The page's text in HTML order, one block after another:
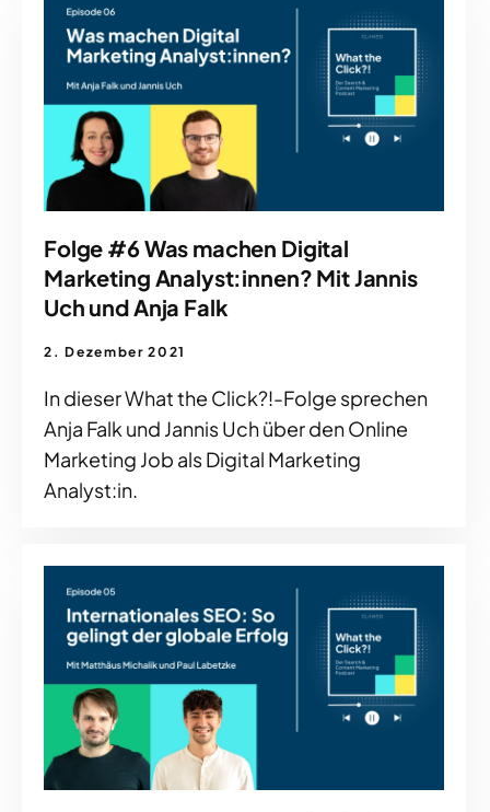
Folge #6 Was machen Digital
Marketing Analyst:innen? Mit Jannis
Uch und Anja Falk
2. Dezember 2021
In dieser What the Click?!-Folge sprechen
Anja Falk und Jannis Uch über den Online
Marketing Job als Digital Marketing
Analyst:in.